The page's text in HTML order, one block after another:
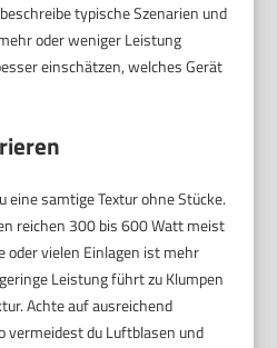
typische Szenarien und
oder weniger Leistung
einschätzen, welches Gerät
eine samtige Textur ohne Stücke.
reichen 300 bis 600 Watt meist
oder vielen Einlagen ist mehr
Leistung führt zu Klumpen
Achte auf ausreichend
vermeidest du Luftblasen und